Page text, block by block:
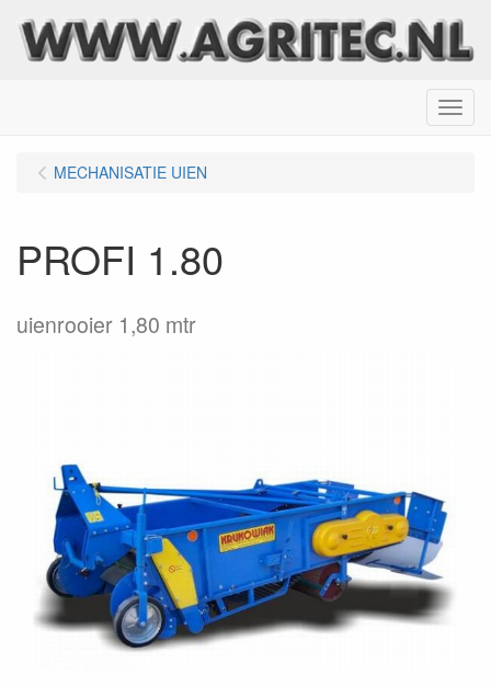
Menu
MECHANISATIE UIEN
PROFI 1.80
uienrooier 1,80 mtr